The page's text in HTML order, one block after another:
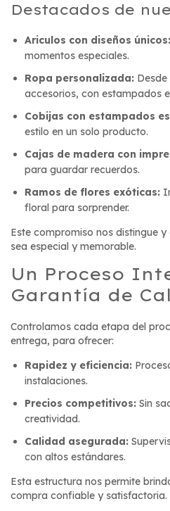
Destacados de
Ariculos con diseños únicos:
momentos especiales.
Ropa personalizada:
accesorios, con estampados
Cobijas con estampados
estilo en un solo producto.
Cajas de madera con
para guardar recuerdos.
Ramos de flores exóticas:
floral para sorprender.
Este compromiso nos distingue
sea especial y memorable.
Un Proceso
Garantía de
Controlamos cada etapa del
entrega, para ofrecer:
Rapidez y eficiencia:
instalaciones.
Precios competitivos: Sin
creatividad.
Calidad asegurada:
con altos estándares.
Esta estructura nos permite
compra confiable y satisfactoria.